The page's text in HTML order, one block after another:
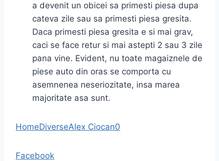
a devenit un obicei sa primesti piesa dupa
cateva zile sau sa primesti piesa gresita.
Daca primesti piesa gresita e si mai grav,
caci se face retur si mai astepti 2 sau 3 zile
pana vine. Evident, nu toate magaiznele de
piese auto din oras se comporta cu
asemnenea neseriozitate, insa marea
majoritate asa sunt.
HomeDiverseAlex Ciocan0
Facebook